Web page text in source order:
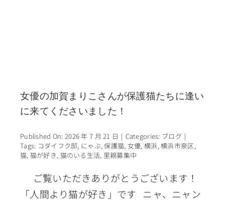
女優の加賀まりこさんが保護猫たちに逢い
に来てくださいました！
Published On: 2026 年 7 月 21 日 | Categories: ブログ |
Tags: コダイフク邸, にゃぶ,保護猫, 女優,横浜,横浜市泉区,
猫, 猫が好き, 猫のいる生活, 里親募集中
ご覧いただきありがとうございます！
「人間より猫が好き」です ニャ、ニャン